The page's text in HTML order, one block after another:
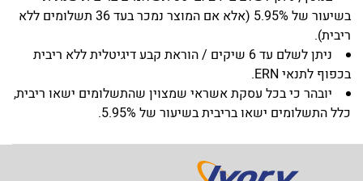
בשיעור של 5.95% (אלא אם המוצר נמכר בעד 36 תשלומים ללא
ריבית).
ניתן לשלם עד 6 שיקים / הוראת קבע דיגיטלית ללא ריבית
בכפוף לתנאי ERN.
יובהר כי בכל עסקת אשראי שמצוין שהתשלומים ישאו ריבית,
כלל התשלומים ישאו בריבית בשיעור של 5.95%.